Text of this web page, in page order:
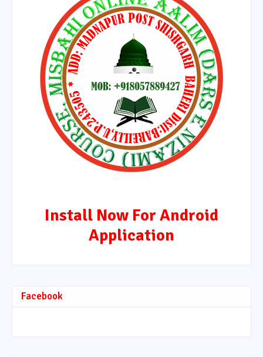
Install Now For Android
Application
Facebook